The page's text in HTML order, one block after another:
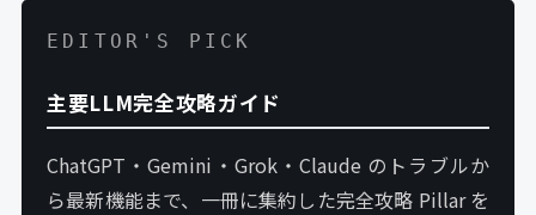
EDITOR'S PICK
主要LLM完全攻略ガイド
ChatGPT・Gemini・Grok・Claude のトラブルか
ら最新機能まで、一冊に集約した完全攻略 Pillar を